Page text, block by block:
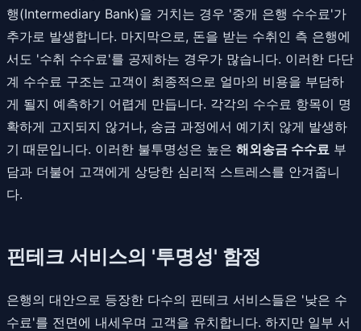
행(Intermediary Bank)을 거치는 경우 '중개 은행 수수료'가
추가로 발생합니다. 마지막으로, 돈을 받는 수취인 측 은행에
서도 '수취 수수료'를 공제하는 경우가 많습니다. 이러한 다단
계 수수료 구조는 고객이 최종적으로 얼마의 비용을 부담하
게 될지 예측하기 어렵게 만듭니다. 각각의 수수료 항목이 명
확하게 고지되지 않거나, 송금 과정에서 예기치 않게 발생하
기 때문입니다. 이러한 불투명성은 높은 해외송금 수수료 부
담과 더불어 고객에게 상당한 심리적 스트레스를 안겨줍니
다.
핀테크 서비스의 '투명성' 함정
은행의 대안으로 등장한 다수의 핀테크 서비스들은 '낮은 수
수료'를 전면에 내세우며 고객을 유치합니다. 하지만 일부 서